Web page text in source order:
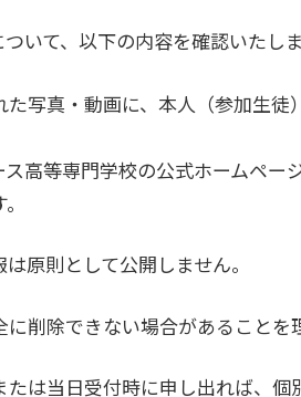
いて、以下の内容を確認いたしま
写真・動画に、本人（参加生徒
高等専門学校の公式ホームペ
原則として公開しません。
削除できない場合があることを
は当日受付時に申し出れば、個